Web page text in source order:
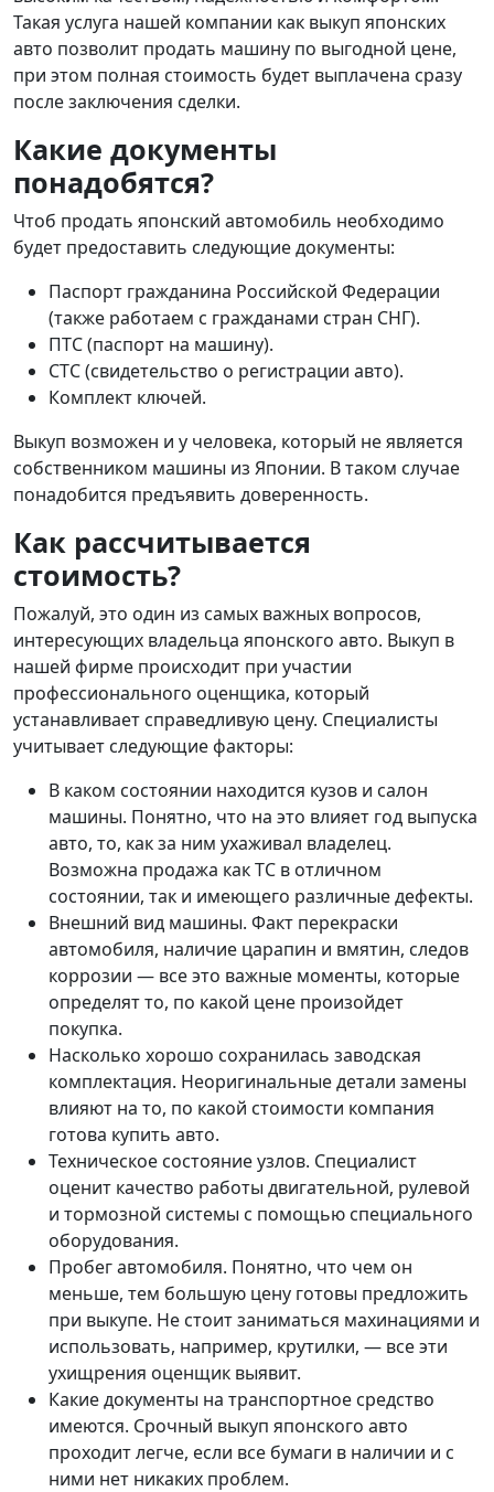
Такая услуга нашей компании как выкуп японских
авто позволит продать машину по выгодной цене,
при этом полная стоимость будет выплачена сразу
после заключения сделки.
Какие документы
понадобятся?
Чтоб продать японский автомобиль необходимо
будет предоставить следующие документы:
Паспорт гражданина Российской Федерации
(также работаем с гражданами стран СНГ).
ПТС (паспорт на машину).
СТС (свидетельство о регистрации авто).
Комплект ключей.
Выкуп возможен и у человека, который не является
собственником машины из Японии. В таком случае
понадобится предъявить доверенность.
Как рассчитывается
стоимость?
Пожалуй, это один из самых важных вопросов,
интересующих владельца японского авто. Выкуп в
нашей фирме происходит при участии
профессионального оценщика, который
устанавливает справедливую цену. Специалисты
учитывает следующие факторы:
В каком состоянии находится кузов и салон
машины. Понятно, что на это влияет год выпуска
авто, то, как за ним ухаживал владелец.
Возможна продажа как ТС в отличном
состоянии, так и имеющего различные дефекты.
Внешний вид машины. Факт перекраски
автомобиля, наличие царапин и вмятин, следов
коррозии — все это важные моменты, которые
определят то, по какой цене произойдет
покупка.
Насколько хорошо сохранилась заводская
комплектация. Неоригинальные детали замены
влияют на то, по какой стоимости компания
готова купить авто.
Техническое состояние узлов. Специалист
оценит качество работы двигательной, рулевой
и тормозной системы с помощью специального
оборудования.
Пробег автомобиля. Понятно, что чем он
меньше, тем большую цену готовы предложить
при выкупе. Не стоит заниматься махинациями и
использовать, например, крутилки, — все эти
ухищрения оценщик выявит.
Какие документы на транспортное средство
имеются. Срочный выкуп японского авто
проходит легче, если все бумаги в наличии и с
ними нет никаких проблем.